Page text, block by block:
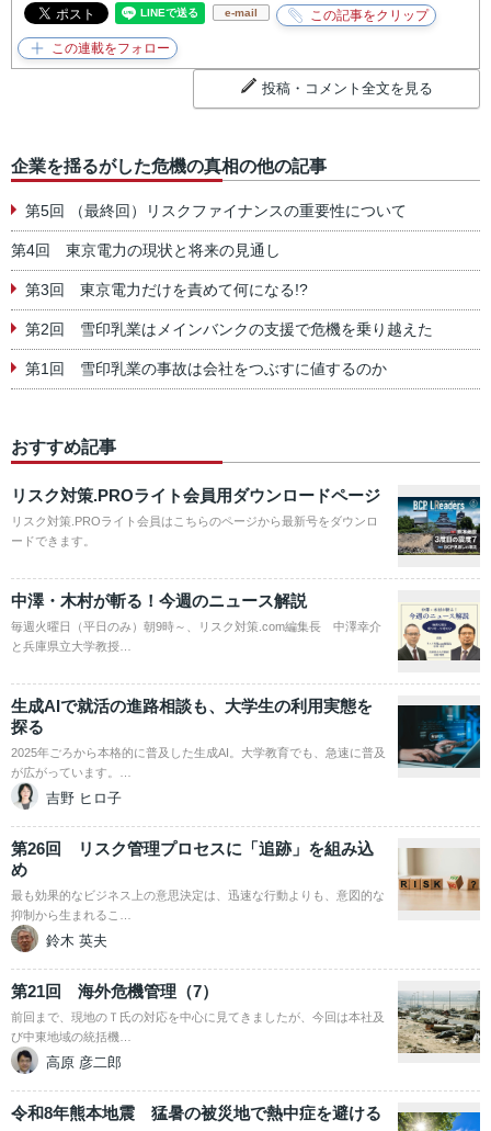
e-mail
投稿・コメント全文を見る
企業を揺るがした危機の真相の他の記事
第5回 （最終回）リスクファイナンスの重要性について
第4回 東京電力の現状と将来の見通し
第3回 東京電力だけを責めて何になる!?
第2回 雪印乳業はメインバンクの支援で危機を乗り越えた
第1回 雪印乳業の事故は会社をつぶすに値するのか
おすすめ記事
リスク対策.PROライト会員用ダウンロードページ
リスク対策.PROライト会員はこちらのページから最新号をダウンロ
ードできます。
中澤・木村が斬る！今週のニュース解説
毎週火曜日（平日のみ）朝9時～、リスク対策.com編集長 中澤幸介
と兵庫県立大学教授…
生成AIで就活の進路相談も、大学生の利用実態を
探る
2025年ごろから本格的に普及した生成AI。大学教育でも、急速に普及
が広がっています。…
吉野 ヒロ子
第26回 リスク管理プロセスに「追跡」を組み込
め
最も効果的なビジネス上の意思決定は、迅速な行動よりも、意図的な
抑制から生まれるこ…
鈴木 英夫
第21回 海外危機管理（7）
前回まで、現地のＴ氏の対応を中心に見てきましたが、今回は本社及
び中東地域の統括機…
高原 彦二郎
令和8年熊本地震 猛暑の被災地で熱中症を避ける